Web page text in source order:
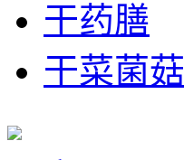
干药膳
干菜菌菇